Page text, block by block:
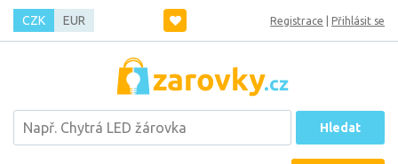
CZK EUR Registrace Přihlásit se
Hledat